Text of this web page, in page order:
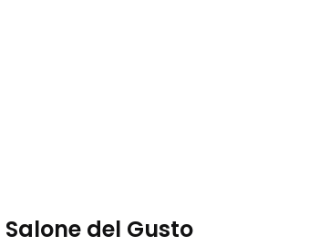
del Gusto